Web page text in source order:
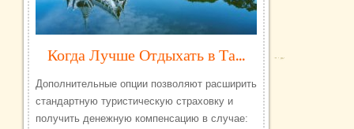
Когда Лучше Отдыхать в Тайланде
Дополнительные опции позволяют расширить
стандартную туристическую страховку и
получить денежную компенсацию в случае: